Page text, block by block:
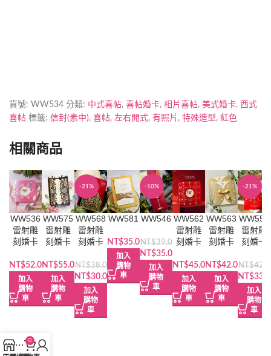
貨號: WW534 分類: 中式喜帖, 喜帖婚卡, 相片喜帖, 美式婚卡, 西式
喜帖 標籤: 信封(素中), 喜帖, 左右開式, 有照片 , 特殊造型, 紅色
相關商品
WW536
雷射雕
刻婚卡
NT$52.0
加入
購物
車
WW575
雷射雕
刻婚卡
NT$55.0
加入
購物
車
-21%
WW568
雷射雕
刻婚卡
NT$38.0
原
格：
NT$30.0目
加入
購物
車
WW581
NT$35.0
加入
購物
車
-10%
WW546
NT$39.0
原
格：
NT$39.0。
NT$35.0目
前
格：
NT$35.0。
加入
購物
車
WW562
雷射雕
刻婚卡
NT$45.0
加入
購物
車
WW563
雷射雕
刻婚卡
NT$42.0
加入
購物
車
-21%
WW555
雷射雕
刻婚卡
NT$42.0
原
格：
NT$33.0
加入
購物
車
0